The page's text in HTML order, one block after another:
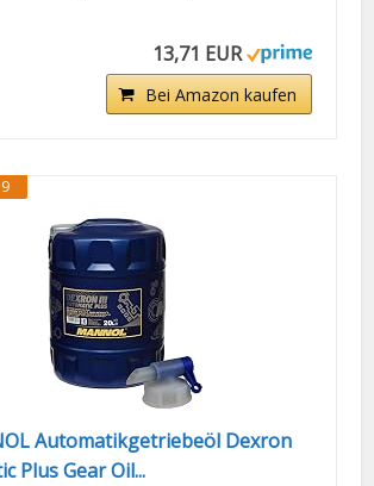
13,71 EUR
Bei Amazon kaufen
Automatikgetriebeöl Dexron
Plus Gear Oil...